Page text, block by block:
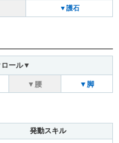
▼護石
ロール▼
▼腰 ▼脚
発動スキル